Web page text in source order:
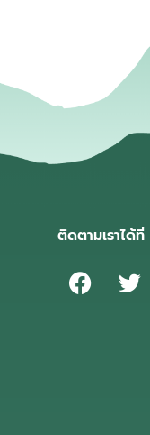
ติดตามเราได้ที่